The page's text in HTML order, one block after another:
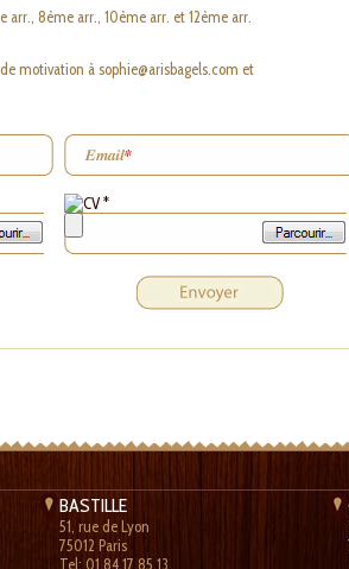
arr., 8ème arr., 10ème arr. et 12ème arr.
motivation àsophie@arisbagels.com et
BASTILLE
51, rue de Lyon
75012 Paris
Tel: 01.84.17.85.13